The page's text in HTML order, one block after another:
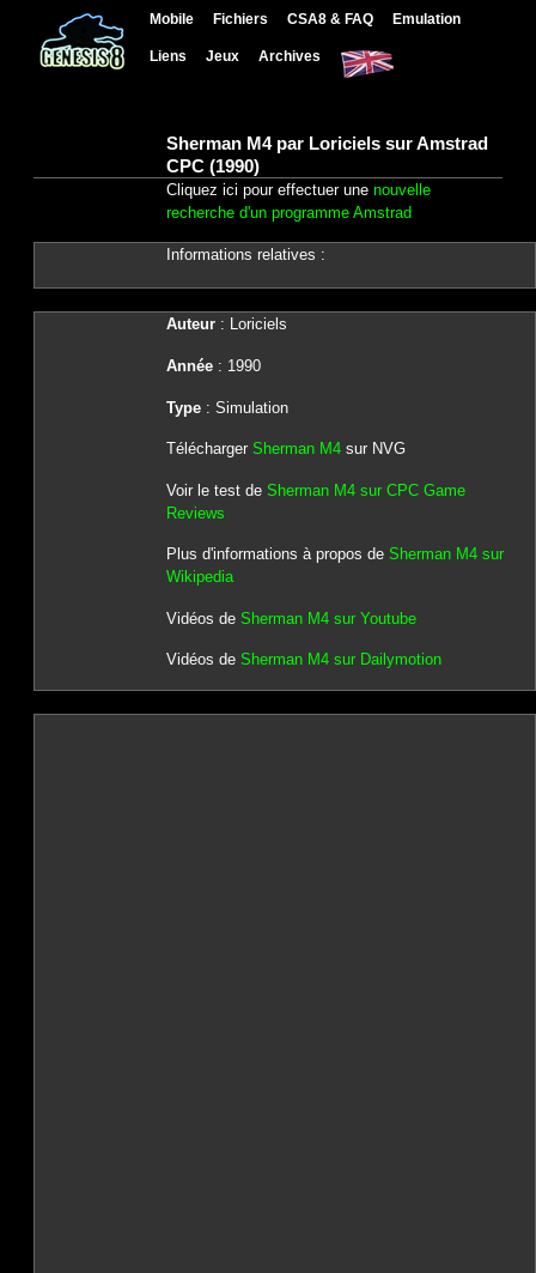
Mobile Fichiers CSA8 & FAQ Emulation
Liens Jeux Archives
Sherman M4 par Loriciels sur Amstrad
CPC (1990)
Cliquez ici pour effectuer une nouvelle
recherche d'un programme Amstrad
Informations relatives :
Auteur: Loriciels
Année: 1990
Type: Simulation
Télécharger Sherman M4sur NVG
Voir le test de Sherman M4 sur CPC Game
Reviews
Plus d'informations à propos de Sherman M4 sur
Wikipedia
Vidéos de Sherman M4 sur Youtube
Vidéos de Sherman M4 sur Dailymotion